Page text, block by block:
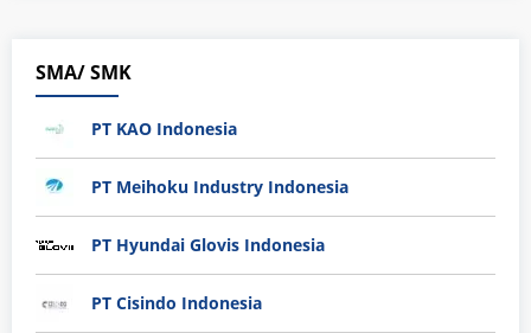
SMA/ SMK
PT KAO Indonesia
PT Meihoku Industry Indonesia
PT Hyundai Glovis Indonesia
PT Cisindo Indonesia